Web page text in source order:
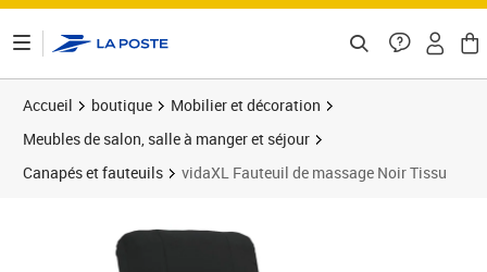
Accueil boutique
Mobilier et décoration
Meubles de salon, salle à manger et séjour
Canapés et fauteuils
vidaXL Fauteuil de massage Noir Tissu